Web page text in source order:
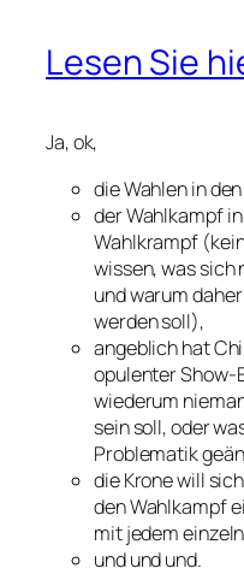
Lesen Sie
Ja, ok,
die Wahlen in
der Wahlkampf
Wahlkrampf
wissen, was sich
und warum
werden soll),
angeblich hat
opulenter Show-
wiederum
sein soll, oder
Problematik
die Krone will
den Wahlkampf
mit jedem
und und und.